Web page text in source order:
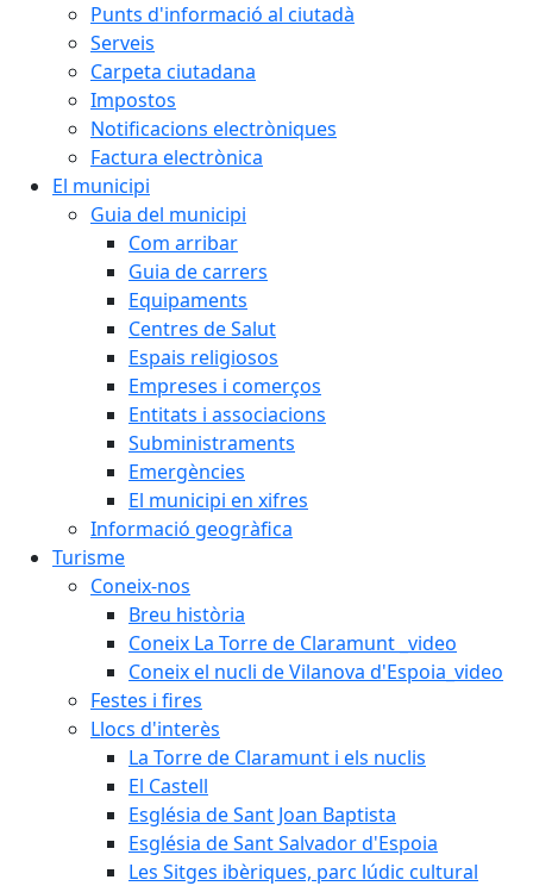
Punts d'informació al ciutadà
Serveis
Carpeta ciutadana
Impostos
Notificacions electròniques
Factura electrònica
El municipi
Guia del municipi
Com arribar
Guia de carrers
Equipaments
Centres de Salut
Espais religiosos
Empreses i comerços
Entitats i associacions
Subministraments
Emergències
El municipi en xifres
Informació geogràfica
Turisme
Coneix-nos
Breu història
Coneix La Torre de Claramunt _video
Coneix el nucli de Vilanova d'Espoia_video
Festes i fires
Llocs d'interès
La Torre de Claramunt i els nuclis
El Castell
Església de Sant Joan Baptista
Església de Sant Salvador d'Espoia
Les Sitges ibèriques, parc lúdic cultural